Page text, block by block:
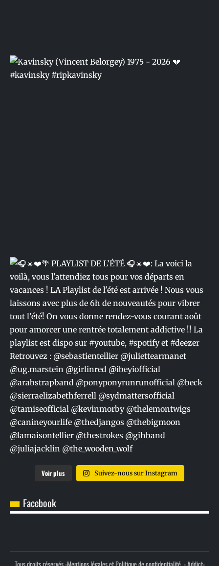
Voir plus Suivez-nous sur Instagram
Facebook
Tous droits réservés -Mentions légales et Politique de confidentialité. - Addict-